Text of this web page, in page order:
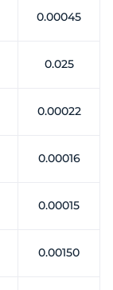
0.00045
0.025
0.00022
0.00016
0.00015
0.00150